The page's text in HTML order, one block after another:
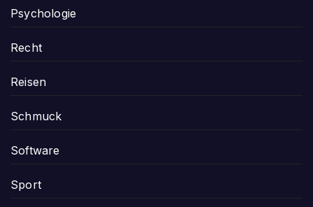
Psychologie
Recht
Reisen
Schmuck
Software
Sport